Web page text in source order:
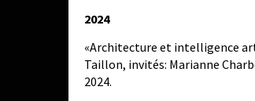
2024
«Architecture et intelligence
Taillon, invités: Marianne
2024.